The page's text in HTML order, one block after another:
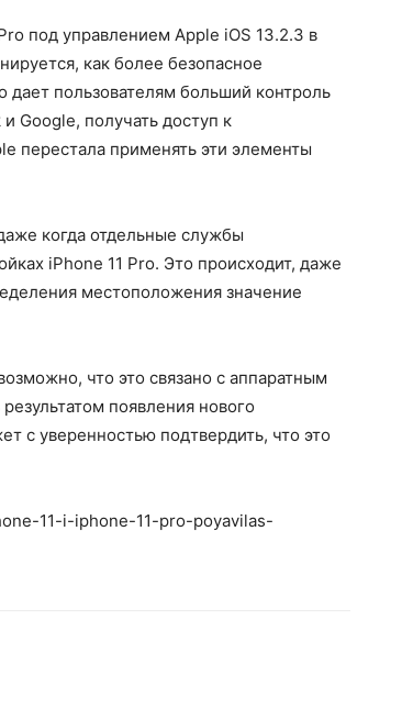
под управлением Apple iOS 13.2.3 в
как более безопасное
пользователям больший контроль
Google, получать доступ к
перестала применять эти элементы
когда отдельные службы
iPhone 11 Pro. Это происходит, даже
местоположения значение
что это связано с аппаратным
появления нового
с уверенностью подтвердить, что это
11-i-iphone-11-pro-poyavilas-